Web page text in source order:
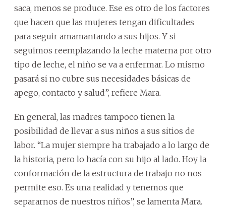
saca, menos se produce. Ese es otro de los factores
que hacen que las mujeres tengan dificultades
para seguir amamantando a sus hijos. Y si
seguimos reemplazando la leche materna por otro
tipo de leche, el niño se va a enfermar. Lo mismo
pasará si no cubre sus necesidades básicas de
apego, contacto y salud”, refiere Mara.
En general, las madres tampoco tienen la
posibilidad de llevar a sus niños a sus sitios de
labor. “La mujer siempre ha trabajado a lo largo de
la historia, pero lo hacía con su hijo al lado. Hoy la
conformación de la estructura de trabajo no nos
permite eso. Es una realidad y tenemos que
separarnos de nuestros niños”, se lamenta Mara.